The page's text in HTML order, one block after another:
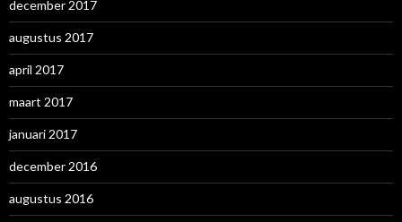
december 2017
augustus 2017
april 2017
maart 2017
januari 2017
december 2016
augustus 2016